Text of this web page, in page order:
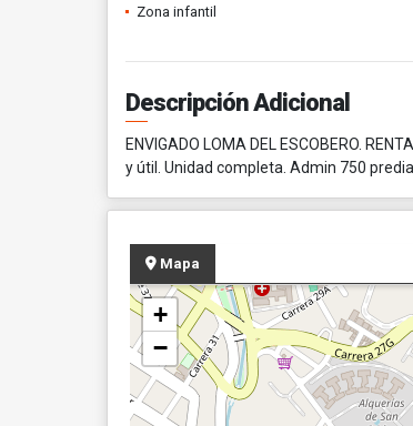
Zona infantil
Descripción Adicional
ENVIGADO LOMA DEL ESCOBERO.
y útil. Unidad completa. Admin 750
Mapa
+
−